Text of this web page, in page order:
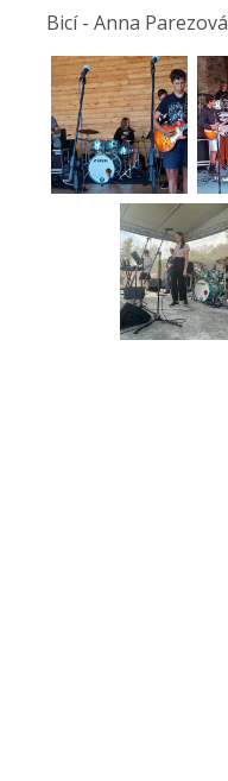
Bicí - Anna Parezová